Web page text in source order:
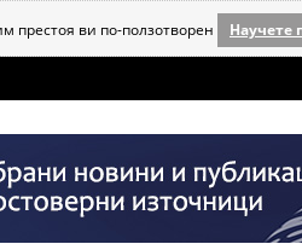
престоя ви по-ползотворен Научете